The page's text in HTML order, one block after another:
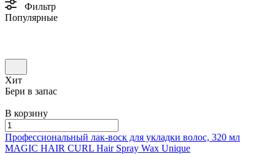
Фильтр
Популярные
Хит
Бери в запас
В корзину
Профессиональный лак-воск для укладки волос, 320 мл
MAGIC HAIR CURL Hair Spray Wax Unique